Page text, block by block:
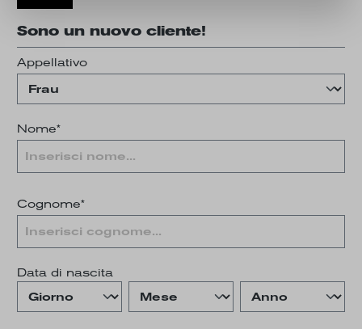
Sono un nuovo cliente!
Appellativo
Nome*
Cognome*
Data di nascita